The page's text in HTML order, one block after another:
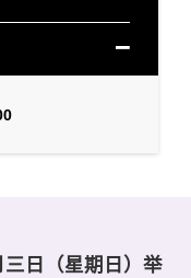
日（星期日）举